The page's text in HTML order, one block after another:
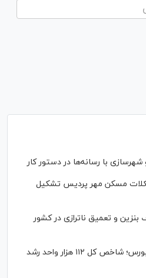
شهرسازی با رسانه‌ها در دستور کار
مسکن مهر پردیس تشکیل
و تعمیق ناترازی در کشور
سبزپوشی گسترده بازار بورس؛ شاخص کل ۱۱۲ هزار واحد رشد